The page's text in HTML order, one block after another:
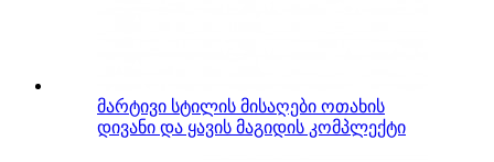
მარტივი სტილის მისაღები ოთახის
დივანი და ყავის მაგიდის კომპლექტი